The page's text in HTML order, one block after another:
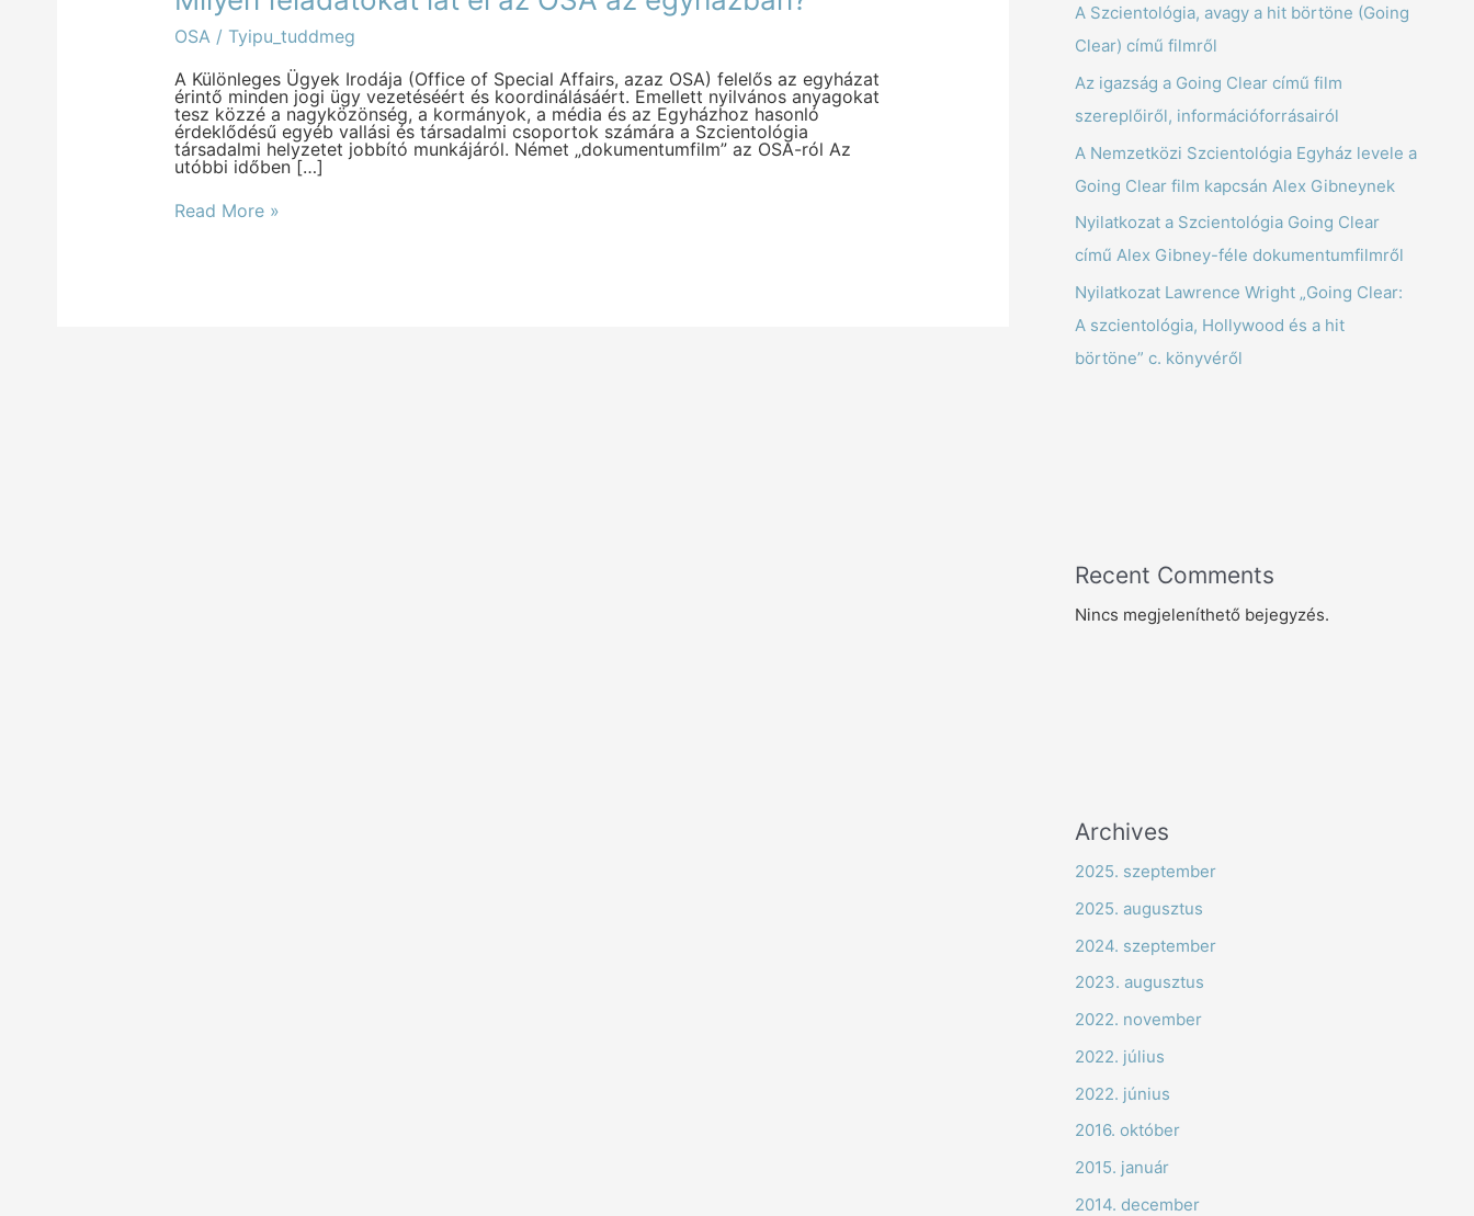
OSA / Tyipu_tuddmeg
A Különleges Ügyek Irodája (Office of Special Affairs, azaz OSA) felelős az egyházat
érintő minden jogi ügy vezetéséért és koordinálásáért. Emellett nyilvános anyagokat
tesz közzé a nagyközönség, a kormányok, a média és az Egyházhoz hasonló
érdeklődésű egyéb vallási és társadalmi csoportok számára a Szcientológia
társadalmi helyzetet jobbító munkájáról. Német „dokumentumfilm” az OSA-ról Az
utóbbi időben […]
feladatokat
lát
el
OSA
az
egyházban?
Read More »
A Szcientológia, avagy a hit börtöne (Going
Clear) című filmről
Az igazság a Going Clear című film
szereplőiről, információforrásairól
A Nemzetközi Szcientológia Egyház levele a
Going Clear film kapcsán Alex Gibneynek
Nyilatkozat a Szcientológia Going Clear
című Alex Gibney-féle dokumentumfilmről
Nyilatkozat Lawrence Wright „Going Clear:
A szcientológia, Hollywood és a hit
börtöne” c. könyvéről
Recent Comments
Nincs megjeleníthető bejegyzés.
Archives
2025. szeptember
2025. augusztus
2024. szeptember
2023. augusztus
2022. november
2022. július
2022. június
2016. október
2015. január
2014. december